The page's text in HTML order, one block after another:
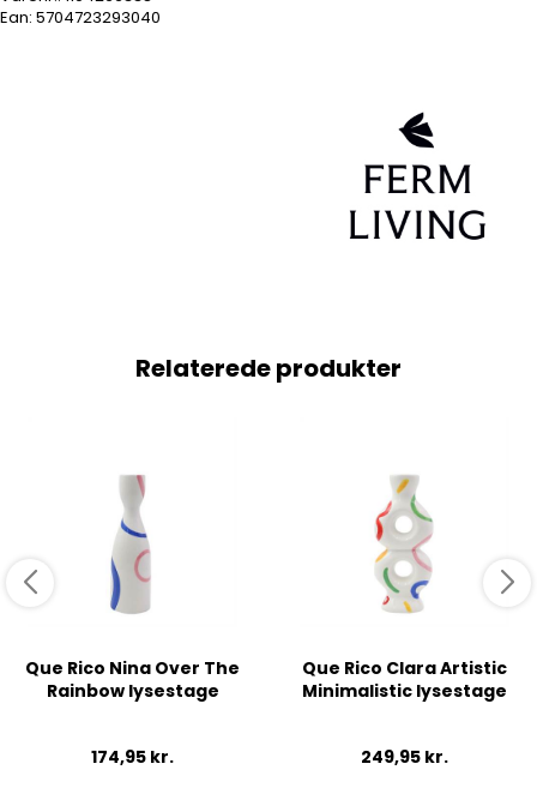
Ean: 5704723293040
Relaterede produkter
Que Rico Nina Over The
Rainbow lysestage
174,95 kr.
Que Rico Clara Artistic
Minimalistic lysestage
249,95 kr.